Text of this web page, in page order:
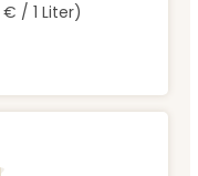
€ / 1 Liter)